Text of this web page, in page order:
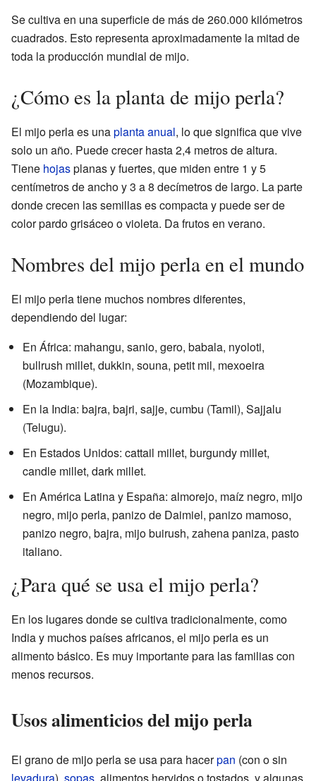
Se cultiva en una superficie de más de 260.000 kilómetros
cuadrados. Esto representa aproximadamente la mitad de
toda la producción mundial de mijo.
¿Cómo es la planta de mijo perla?
El mijo perla es unaplanta anual, lo que significa que vive
solo un año. Puede crecer hasta 2,4 metros de altura.
Tiene hojasplanas y fuertes, que miden entre 1 y 5
centímetros de ancho y 3 a 8 decímetros de largo. La parte
donde crecen las semillas es compacta y puede ser de
color pardo grisáceo o violeta. Da frutos en verano.
Nombres del mijo perla en el mundo
El mijo perla tiene muchos nombres diferentes,
dependiendo del lugar:
En África: mahangu, sanio, gero, babala, nyoloti,
bullrush millet, dukkin, souna, petit mil, mexoeira
(Mozambique).
En la India: bajra, bajri, sajje, cumbu (Tamil), Sajjalu
(Telugu).
En Estados Unidos: cattail millet, burgundy millet,
candle millet, dark millet.
En América Latina y España: almorejo, maíz negro, mijo
negro, mijo perla, panizo de Daimiel, panizo mamoso,
panizo negro, bajra, mijo buirush, zahena paniza, pasto
italiano.
¿Para qué se usa el mijo perla?
En los lugares donde se cultiva tradicionalmente, como
India y muchos países africanos, el mijo perla es un
alimento básico. Es muy importante para las familias con
menos recursos.
Usos alimenticios del mijo perla
El grano de mijo perla se usa para hacerpan (con o sin
levadura), sopas, alimentos hervidos o tostados, y algunas